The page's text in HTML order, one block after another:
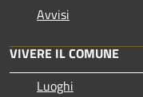
Avvisi
VIVERE IL COMUNE
Luoghi